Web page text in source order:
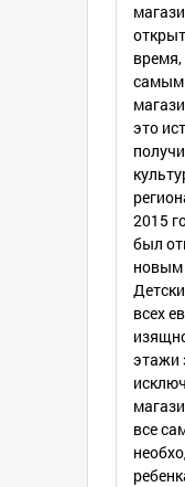
самым
это
2015
был
новым
всех
этажи
все